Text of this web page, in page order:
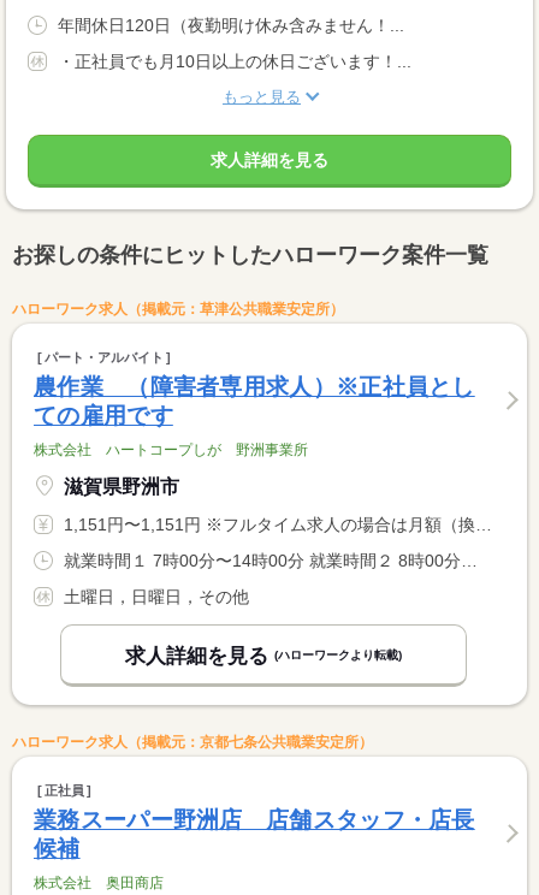
年間休日120日（夜勤明け休み含みません！...
・正社員でも月10日以上の休日ございます！...
もっと見る
求人詳細を見る
お探しの条件にヒットしたハローワーク案件一覧
ハローワーク求人（掲載元：草津公共職業安定所）
パート・アルバイト
農作業 （障害者専用求人）※正社員とし
ての雇用です
株式会社 ハートコープしが 野洲事業所
滋賀県野洲市
1,151円〜1,151円 ※フルタイム求人の場合は月額（換算額）、パート求人の場合は時間額を表示しています。
就業時間１ 7時00分〜14時00分 就業時間２ 8時00分〜15時00分 就業時間に関する特記事項 ▼季節により出勤時間の変更があります。
土曜日，日曜日，その他
求人詳細を見る (ハローワークより転載)
ハローワーク求人（掲載元：京都七条公共職業安定所）
正社員
業務スーパー野洲店 店舗スタッフ・店長
候補
株式会社 奥田商店